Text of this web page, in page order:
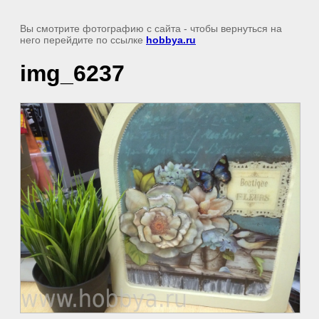
Вы смотрите фотографию с сайта - чтобы вернуться на
него перейдите по ссылке hobbya.ru
img_6237